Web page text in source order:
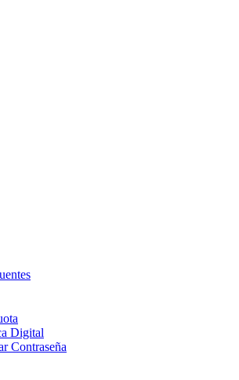
Digital
Contraseña